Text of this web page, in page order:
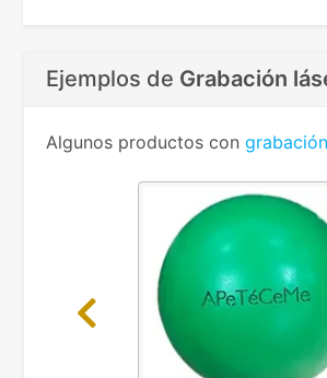
Ejemplos de Grabación
Algunos productos con
Previous